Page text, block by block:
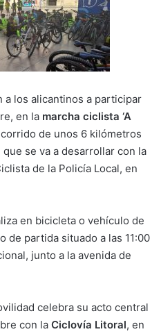
a los alicantinos a participar
en la marcha ciclista ‘A
de unos 6 kilómetros
se va a desarrollar con la
de la Policía Local, en
en bicicleta o vehículo de
de partida situado a las 11:00
junto a la avenida de
celebra su acto central
con la Ciclovía Litoral, en